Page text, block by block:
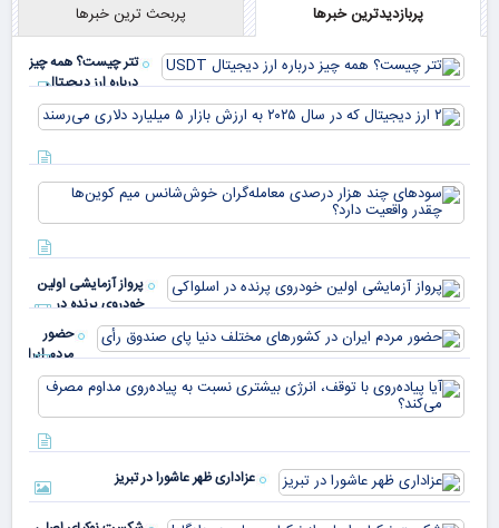
پربازدیدترین خبرها پربحث ترین خبرها
تتر چیست؟ همه چیز
درباره ارز دیجیتال
USDT
پرواز آزمایشی اولین
خودروی پرنده در
اسلواکی
حضور
مردم ایران
در
کشورهای
مختلف
دنیا پای
صندوق
عزاداری ظهر عاشورا در تبریز